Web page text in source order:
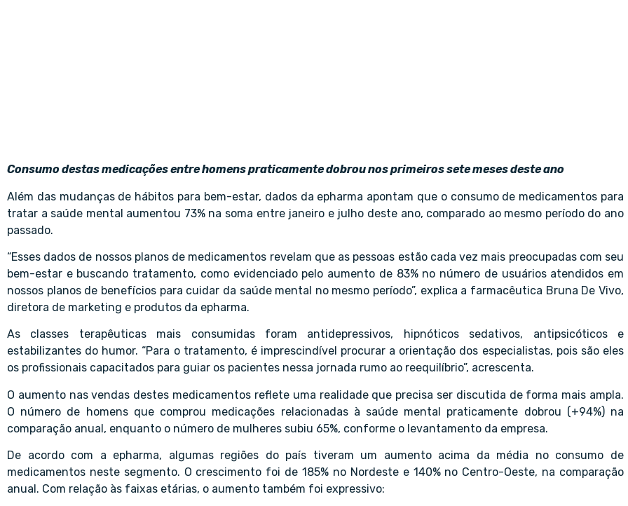
Consumo destas medicações entre homens praticamente dobrou nos primeiros sete meses deste ano
Além das mudanças de hábitos para bem-estar, dados da epharma apontam que o consumo de medicamentos para
tratar a saúde mental aumentou 73% na soma entre janeiro e julho deste ano, comparado ao mesmo período do ano
passado.
“Esses dados de nossos planos de medicamentos revelam que as pessoas estão cada vez mais preocupadas com seu
bem-estar e buscando tratamento, como evidenciado pelo aumento de 83% no número de usuários atendidos em
nossos planos de benefícios para cuidar da saúde mental no mesmo período”, explica a farmacêutica Bruna De Vivo,
diretora de marketing e produtos da epharma.
As classes terapêuticas mais consumidas foram antidepressivos, hipnóticos sedativos, antipsicóticos e
estabilizantes do humor. “Para o tratamento, é imprescindível procurar a orientação dos especialistas, pois são eles
os profissionais capacitados para guiar os pacientes nessa jornada rumo ao reequilíbrio”, acrescenta.
O aumento nas vendas destes medicamentos reflete uma realidade que precisa ser discutida de forma mais ampla.
O número de homens que comprou medicações relacionadas à saúde mental praticamente dobrou (+94%) na
comparação anual, enquanto o número de mulheres subiu 65%, conforme o levantamento da empresa.
De acordo com a epharma, algumas regiões do país tiveram um aumento acima da média no consumo de
medicamentos neste segmento. O crescimento foi de 185% no Nordeste e 140% no Centro-Oeste, na comparação
anual. Com relação às faixas etárias, o aumento também foi expressivo: